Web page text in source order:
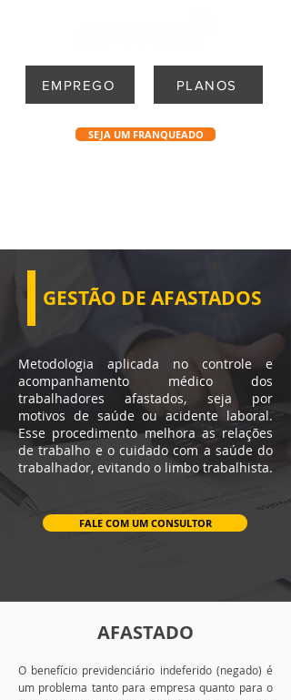
EMPREGO PLANOS
SEJA UM FRANQUEADO
GESTÃO DE AFASTADOS
Metodologia aplicada no controle e
acompanhamento médico dos
trabalhadores afastados, seja por
motivos de saúde ou acidente laboral.
Esse procedimento melhora as relações
de trabalho e o cuidado com a saúde do
trabalhador, evitando o limbo trabalhista.
FALE COM UM CONSULTOR
AFASTADO
O benefício previdenciário indeferido (negado) é
um problema tanto para empresa quanto para o